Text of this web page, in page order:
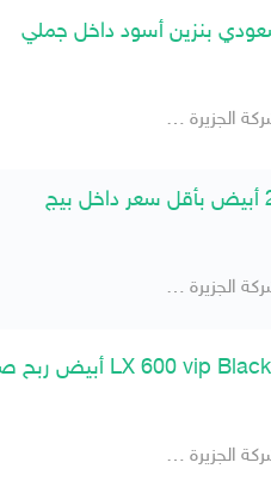
شركة الجزيرة -جارالله-
شركة الجزيرة -جارالله-
شركة الجزيرة -جارالله-